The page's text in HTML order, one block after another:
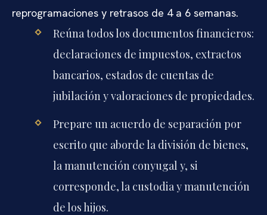
reprogramaciones y retrasos de 4 a 6 semanas.
Reúna todos los documentos financieros:
declaraciones de impuestos, extractos
bancarios, estados de cuentas de
jubilación y valoraciones de propiedades.
Prepare un acuerdo de separación por
escrito que aborde la división de bienes,
la manutención conyugal y, si
corresponde, la custodia y manutención
de los hijos.